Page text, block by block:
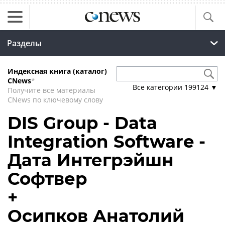
Разделы
Индексная книга (каталог)
CNews*
Получите все материалы
CNews по ключевому слову
Все категории 199124 ▼
DIS Group - Data
Integration Software -
Дата Интегрэйшн
Софтвер
+
Осипков Анатолий